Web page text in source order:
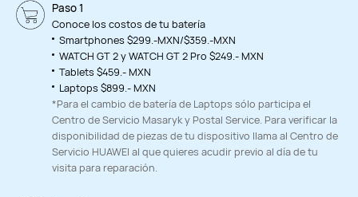
Paso 1
Conoce los costos de tu batería
Smartphones $299.-MXN/$359.-MXN
WATCH GT 2 y WATCH GT 2 Pro $249.- MXN
Tablets $459.- MXN
Laptops $899.- MXN
*Para el cambio de batería de Laptops sólo participa el
Centro de Servicio Masaryk y Postal Service. Para verificar la
disponibilidad de piezas de tu dispositivo llama al Centro de
Servicio HUAWEI al que quieres acudir previo al día de tu
visita para reparación.